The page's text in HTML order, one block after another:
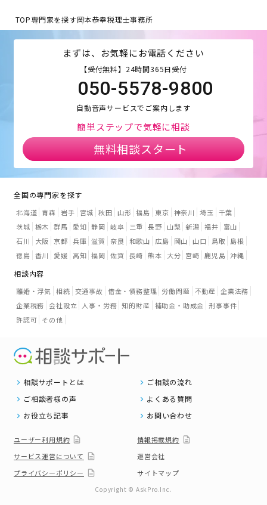
TOP専門家を探す岡本恭幸税理士事務所
まずは、お気軽にお電話ください
【受付無料】24時間365日受付
050-5578-9800
自動音声サービスでご案内します
簡単ステップで気軽に相談
無料相談スタート
全国の専門家を探す
北海道 青森 岩手 宮城 秋田 山形 福島 東京 神奈川 埼玉
千葉
茨城 栃木 群馬 愛知 静岡 岐阜 三重 長野 山梨 新潟 福井
富山
石川
大阪 京都 兵庫 滋賀 奈良 和歌山 広島 岡山 山口 鳥取
島根
徳島 香川 愛媛 高知 福岡 佐賀 長崎 熊本 大分 宮崎 鹿児島 沖縄
相談内容
離婚・浮気 相続 交通事故 借金・債務整理 労働問題 不動産 企業法務
企業税務 会社設立 人事・労務 知的財産 補助金・助成金 刑事事件
許認可 その他
相談サポートとは
ご相談の流れ
ご相談者様の声
よくある質問
お役立ち記事
お問い合わせ
ユーザー利用規約
情報掲載規約
サービス運営について
運営会社
プライバシーポリシー
サイトマップ
Copyright © AskPro.Inc.